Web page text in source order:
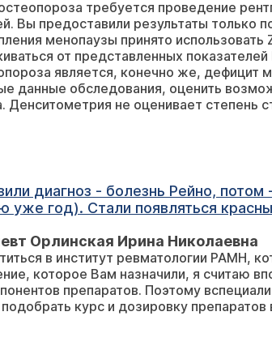
на фоне погранично
индекс при нормальных
Т-критерий L1-1,4, L2-1,7, L3-0,8 L4-0,3; Z-критерий
связок. Скажите,
денситометрии и анализов
в диете? Нет
рассматриваться в моем
требуется проведение
только по позвоночнику, что недостаточно для оценки степени
менопаузы принято
от представленных
является, конечно же, дефицит
оценить возможные сопутствующие заболевания, влияющие на
-
- болезнь Рейно, потом - ревматоидный
на консультацию?
Орлинская Ирина Николаевна
Возможно, у Вас индивидуальная